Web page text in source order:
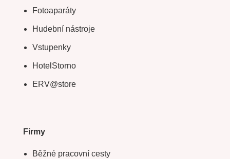
Fotoaparáty
Hudební nástroje
Vstupenky
HotelStorno
ERV@store
Firmy
Běžné pracovní cesty